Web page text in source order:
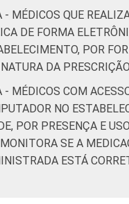
- MÉDICOS QUE
DE FORMA
POR
DA PRESCRIÇÃO
- MÉDICOS COM
NO
POR PRESENÇA E
SE A
ESTÁ